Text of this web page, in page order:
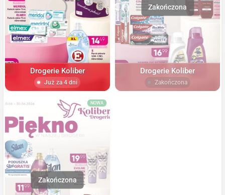
Drogerie Koliber
Już za 4 dni
Drogerie Koliber
Zakończona
NOWA